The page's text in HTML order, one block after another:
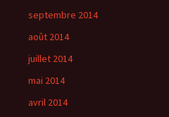
septembre 2014
août 2014
juillet 2014
mai 2014
avril 2014